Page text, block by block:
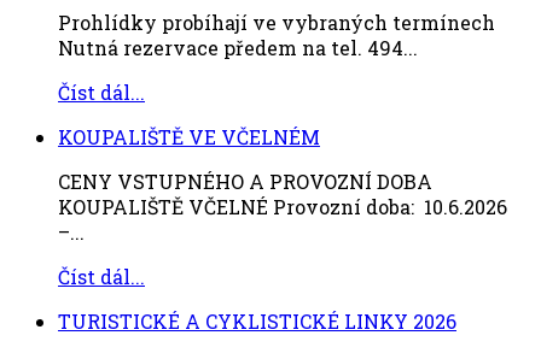
Prohlídky probíhají ve vybraných termínech
Nutná rezervace předem na tel. 494...
Číst dál...
KOUPALIŠTĚ VE VČELNÉM
CENY VSTUPNÉHO A PROVOZNÍ DOBA
KOUPALIŠTĚ VČELNÉ Provozní doba: 10.6.2026
–...
Číst dál...
TURISTICKÉ A CYKLISTICKÉ LINKY 2026